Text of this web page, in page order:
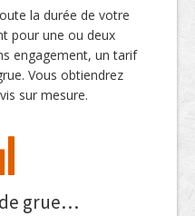
la durée de votre
pour une ou deux
engagement, un tarif
Vous obtiendrez
sur mesure.
grue…